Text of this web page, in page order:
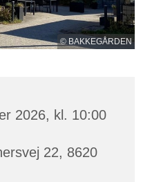
© BAKKEGÅRDEN
2026, kl. 10:00
22, 8620